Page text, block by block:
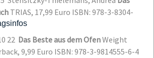
TRIAS, 17,99 Euro ISBN: 978-3-8304-
22 Das Beste aus dem OfenWeight
9,99 Euro ISBN: 978-3-9814555-6-4